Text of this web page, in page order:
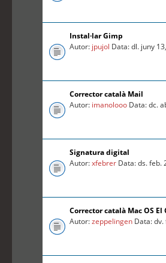
Instal·lar Gimp
Autor: jpujol Data: dl. juny
Corrector català Mail
Autor: imanolooo Data: dc.
Signatura digital
Autor:xfebrer Data: ds. feb.
Corrector català Mac OS El
Autor:zeppelingen Data: